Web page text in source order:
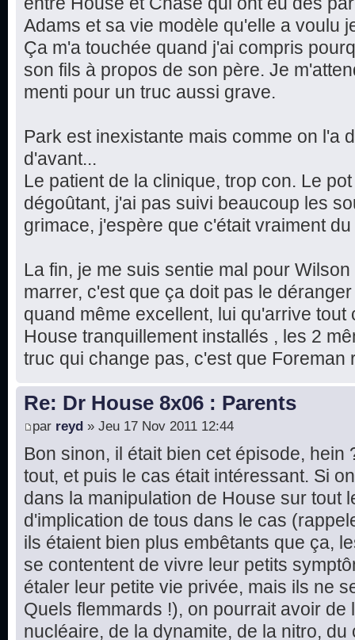
Adams et sa vie modèle qu'elle a voulu
Ça m'a touchée quand j'ai compris
son fils à propos de son père. Je
menti pour un truc aussi grave.
Park est inexistante mais comme on l'a
d'avant...
Le patient de la clinique, trop con. Le
dégoûtant, j'ai pas suivi beaucoup les
grimace, j'espère que c'était vraiment
La fin, je me suis sentie mal pour
marrer, c'est que ça doit pas le
quand même excellent, lui qu'arrive tout
House tranquillement installés , les 2
truc qui change pas, c'est que Foreman
Re: Dr House 8x06 : Parents
par reyd » Jeu 17 Nov 2011 12:44
Bon sinon, il était bien cet épisode, hein
tout, et puis le cas était intéressant. Si
dans la manipulation de House sur tout
d'implication de tous dans le cas
ils étaient bien plus embêtants que ça,
se contentent de vivre leur petits
étaler leur petite vie privée, mais ils ne
Quels flemmards !), on pourrait avoir de
nucléaire, de la dynamite, de la nitro, du